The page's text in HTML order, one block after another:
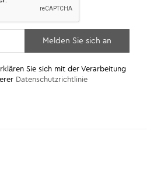
Sie sich mit der Verarbeitung
Datenschutzrichtlinie